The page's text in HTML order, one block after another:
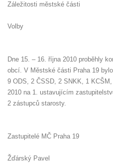
Záležitosti městské části
Volby
Dne 15. – 16. října 2010 proběhly
obcí. V Městské části Praha 19
9 ODS, 2 ČSSD, 2 SNKK, 1
2010 na 1. ustavujícím
2 zástupců starosty.
Zastupitelé MČ Praha 19
Žďárský Pavel